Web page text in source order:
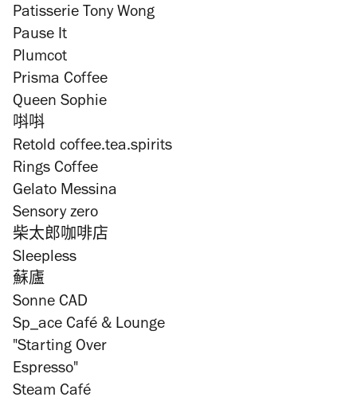
Patisserie Tony Wong
Pause It
Plumcot
Prisma Coffee
Queen Sophie
唞唞
Retold coffee.tea.spirits
Rings Coffee
Gelato Messina
Sensory zero
柴太郎咖啡店
Sleepless
蘇廬
Sonne CAD
Sp_ace Café & Lounge
"Starting Over
Espresso"
Steam Café